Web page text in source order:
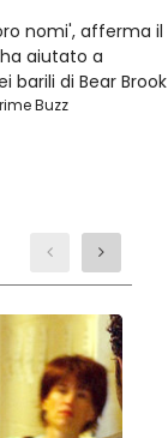
nomi', afferma il
aiutato a
barili di Bear Brook
Buzz